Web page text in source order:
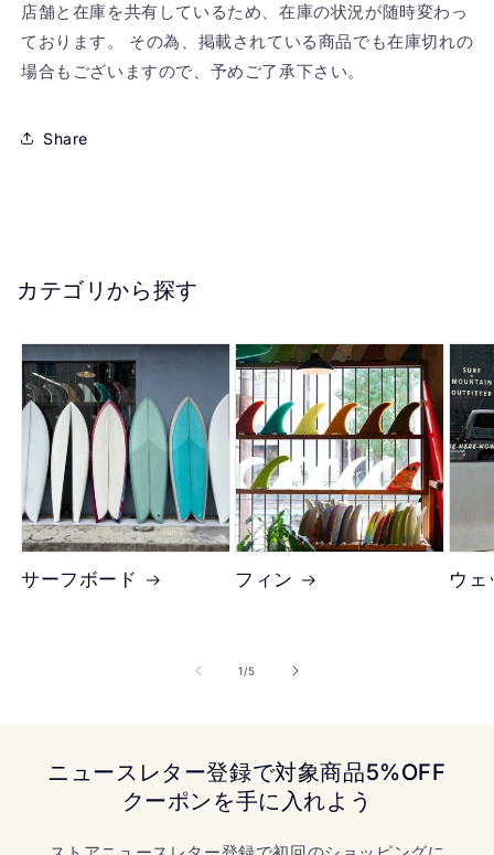
店舗と在庫を共有しているため、在庫の状況が随時変わっ
ております。 その為、掲載されている商品でも在庫切れの
場合もございますので、予めご了承下さい。
Share
カテゴリから探す
サーフボード フィン ウェ
1/の
5
ニュースレター登録で対象商品5%OFF
クーポンを手に入れよう